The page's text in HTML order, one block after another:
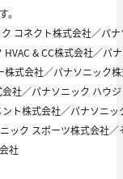
コネクト株式会社／パ
& CC株式会社／パ
株式会社／パナソニック
社／パナソニック ハウ
ト株式会社／パナソニッ
ック スポーツ株式会社／
社